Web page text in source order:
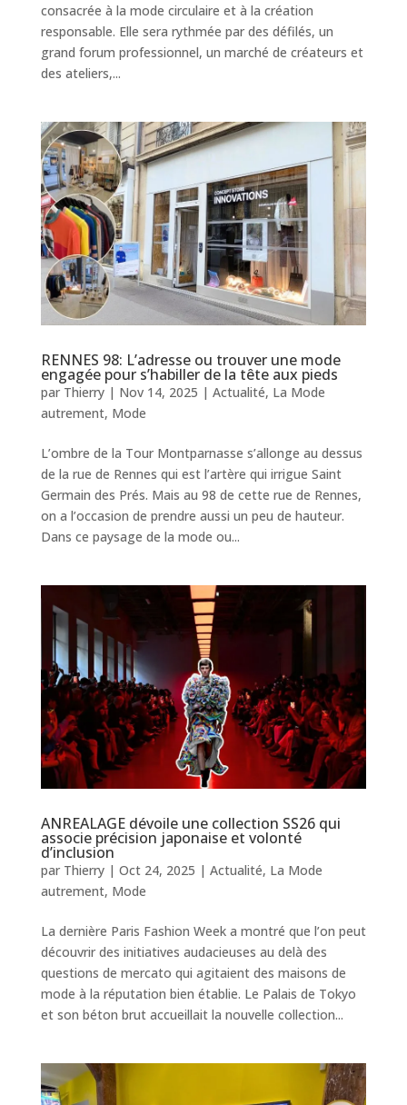
consacrée à la mode circulaire et à la création
responsable. Elle sera rythmée par des défilés, un
grand forum professionnel, un marché de créateurs et
des ateliers,...
RENNES 98: L’adresse ou trouver une mode
engagée pour s’habiller de la tête aux pieds
par Thierry| Nov 14, 2025 | Actualité, La Mode
autrement, Mode
L’ombre de la Tour Montparnasse s’allonge au dessus
de la rue de Rennes qui est l’artère qui irrigue Saint
Germain des Prés. Mais au 98 de cette rue de Rennes,
on a l’occasion de prendre aussi un peu de hauteur.
Dans ce paysage de la mode ou...
ANREALAGE dévoile une collection SS26 qui
associe précision japonaise et volonté
d’inclusion
par Thierry| Oct 24, 2025 | Actualité, La Mode
autrement, Mode
La dernière Paris Fashion Week a montré que l’on peut
découvrir des initiatives audacieuses au delà des
questions de mercato qui agitaient des maisons de
mode à la réputation bien établie. Le Palais de Tokyo
et son béton brut accueillait la nouvelle collection...